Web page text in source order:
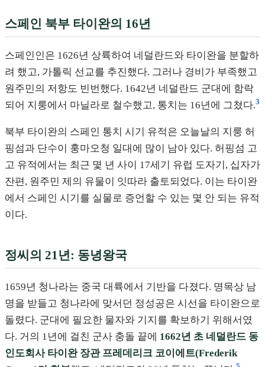
스페인 북부 타이완의 16년
스페인인은 1626년 상륙하여 네덜란드와 타이완을 분할하
려 했고, 가톨릭 선교를 추진했다. 그러나 경비가 부족했고
원주민의 저항도 빈번했다. 1642년 네덜란드 군대에 함락
되어 지룽에서 마닐라로 철수했고, 통치는 16년에 그쳤다.3
북부 타이완의 스페인 통치 시기 유적은 오늘날의 지룽 허
핑섬과 단수이 훙마오청 일대에 많이 남아 있다. 허핑섬 고
고 유적에서는 최근 몇 년 사이 17세기 유럽 도자기, 십자가
잔편, 원주민 제의 유물이 잇따라 출토되었다. 이는 타이완
에서 스페인 시기를 실물로 증언할 수 있는 몇 안 되는 유적
이다.
정씨의 21년: 동녕왕국
1659년 청나라는 중국 대륙에서 기반을 다졌다. 명목상 남
명을 받들고 청나라에 맞서던 정성공은 시선을 타이완으로
돌렸다. 군대에 필요한 물자와 기지를 확보하기 위해서였
다. 거의 1년에 걸친 군사 충돌 끝에 1662년 초 네덜란드 동
인도회사 타이완 장관 프레데리크 코이에트(Frederik